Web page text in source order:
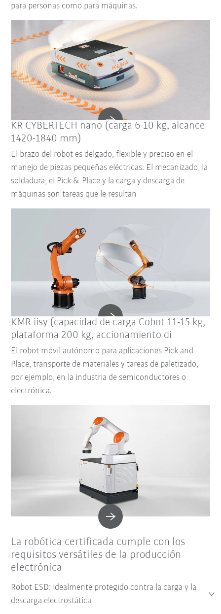
para personas como para máquinas.
KR CYBERTECH nano (carga 6-10 kg, alcance
1420-1840 mm)
El brazo del robot es delgado, flexible y preciso en el
manejo de piezas pequeñas eléctricas. El mecanizado, la
soldadura, el Pick & Place y la carga y descarga de
máquinas son tareas que le resultan
KMR iisy (capacidad de carga Cobot 11-15 kg,
plataforma 200 kg, accionamiento di
El robot móvil autónomo para aplicaciones Pick and
Place, transporte de materiales y tareas de paletizado,
por ejemplo, en la industria de semiconductores o
electrónica.
La robótica certificada cumple con los
requisitos versátiles de la producción
electrónica
Robot ESD: idealmente protegido contra la carga y la
descarga electrostática